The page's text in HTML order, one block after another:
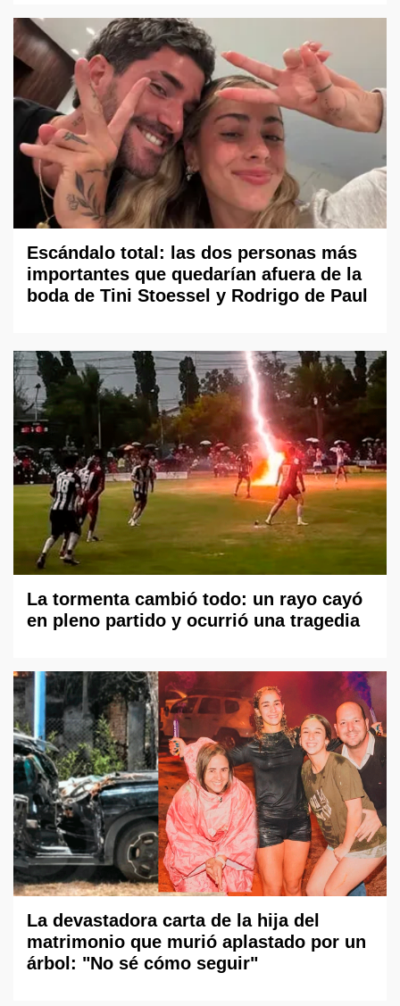
Escándalo total: las dos personas más
importantes que quedarían afuera de la
boda de Tini Stoessel y Rodrigo de Paul
La tormenta cambió todo: un rayo cayó
en pleno partido y ocurrió una tragedia
La devastadora carta de la hija del
matrimonio que murió aplastado por un
árbol: "No sé cómo seguir"